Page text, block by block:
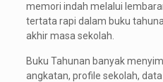
memori indah melalui
tertata rapi dalam buku
akhir masa sekolah.
Buku Tahunan banyak
angkatan, profile sekolah,